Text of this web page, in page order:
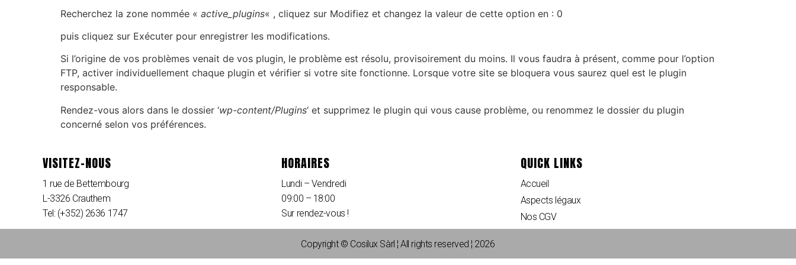
Recherchez la zone nommée « active_plugins« , cliquez sur Modifiez et changez la valeur de cette option en : 0
puis cliquez sur Exécuter pour enregistrer les modifications.
Si l’origine de vos problèmes venait de vos plugin, le problème est résolu, provisoirement du moins. Il vous faudra à présent, comme pour l’option
FTP, activer individuellement chaque plugin et vérifier si votre site fonctionne. Lorsque votre site se bloquera vous saurez quel est le plugin
responsable.
Rendez-vous alors dans le dossier ‘wp-content/Plugins‘ et supprimez le plugin qui vous cause problème, ou renommez le dossier du plugin
concerné selon vos préférences.
VISITEZ-NOUS
1 rue de Bettembourg
L-3326 Crauthem
Tel: (+352) 2636 1747
HORAIRES
Lundi – Vendredi
09:00 – 18:00
Sur rendez-vous !
QUICK LINKS
Accueil
Aspects légaux
Nos CGV
Copyright © Cosilux Sàrl ¦ All rights reserved ¦ 2026